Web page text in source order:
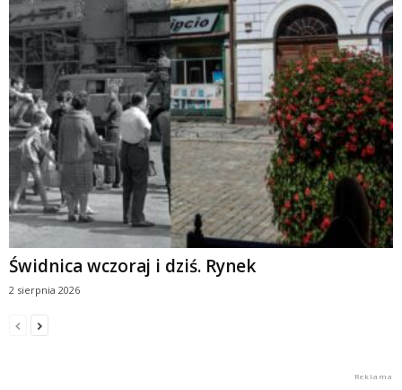
Świdnica wczoraj i dziś. Rynek
2 sierpnia 2026